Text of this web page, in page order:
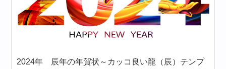
2024年 辰年の年賀状～カッコ良い龍（辰）テンプ